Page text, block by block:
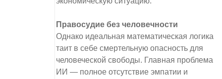
Правосудие без человечности
Однако идеальная математическая логика
таит в себе смертельную опасность для
человеческой свободы. Главная проблема
ИИ — полное отсутствие эмпатии и